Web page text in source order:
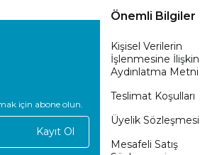
için abone olun.
Kayıt Ol
Önemli Bilgiler
Kişisel Verilerin
İşlenmesine İlişkin
Aydınlatma Metni
Teslimat Koşulları
Üyelik Sözleşmesi
Mesafeli Satış